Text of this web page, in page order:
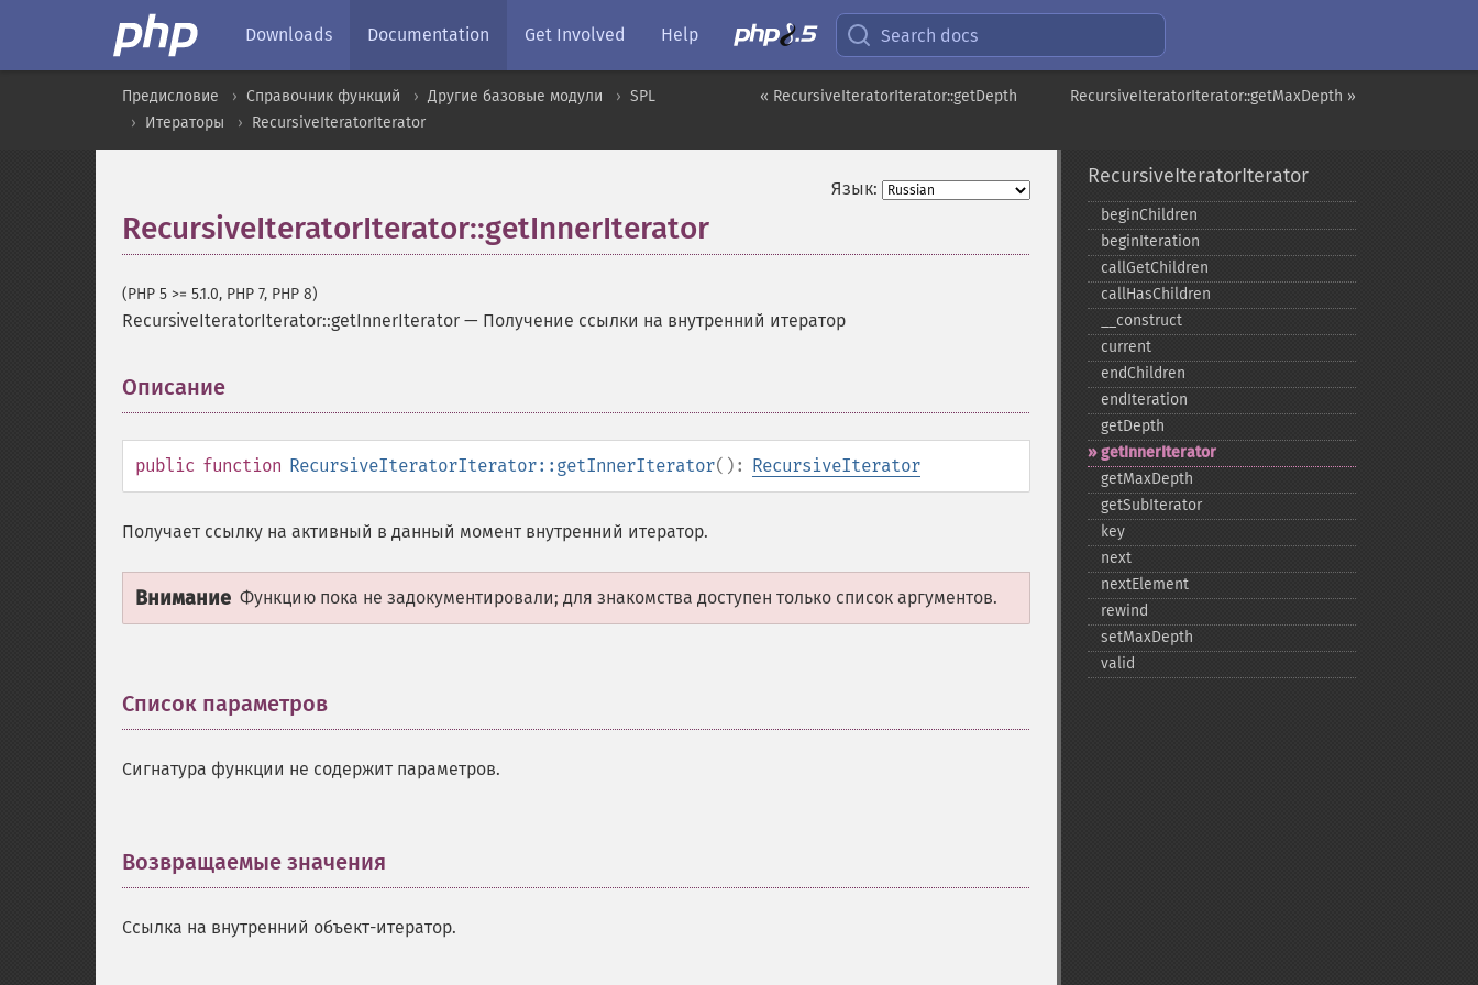
Downloads Documentation Get Involved Help Search docs
RecursiveIteratorIterator::getMaxDepth »
« RecursiveIteratorIterator::getDepth
Предисловие Справочник функций Другие базовые модули
SPL
Итераторы
RecursiveIteratorIterator
Язык:
RecursiveIteratorIterator::getInnerIterator
(PHP 5 >= 5.1.0, PHP 7, PHP 8)
RecursiveIteratorIterator::getInnerIterator — Получение ссылки на внутренний итератор
Описание
public function RecursiveIteratorIterator::getInnerIterator(): RecursiveIterator
Получает ссылку на активный в данный момент внутренний итератор.
Внимание Функцию пока не задокументировали; для знакомства доступен только список аргументов.
Список параметров
Сигнатура функции не содержит параметров.
Возвращаемые значения
Ссылка на внутренний объект-итератор.
RecursiveIteratorIterator
beginChildren
beginIteration
callGetChildren
callHasChildren
_​_​construct
current
endChildren
endIteration
getDepth
getInnerIterator
getMaxDepth
getSubIterator
key
next
nextElement
rewind
setMaxDepth
valid